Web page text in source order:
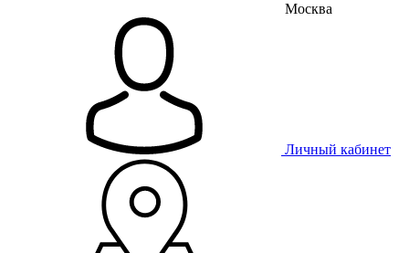
Москва
Личный кабинет